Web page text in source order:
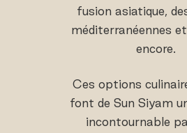
fusion asiatique,
méditerranéennes
encore.
Ces options
font de Sun Siyam
incontournable